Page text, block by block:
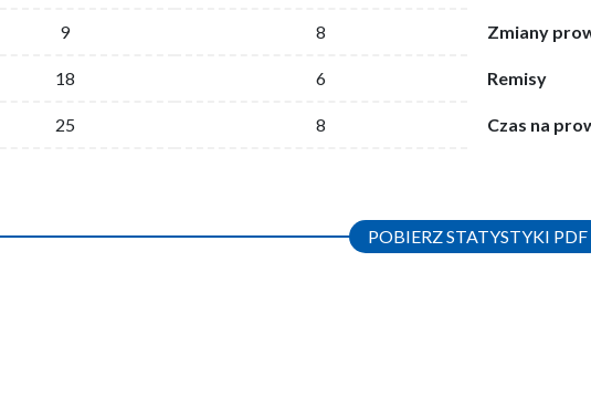
9 8
18 6
25 8
Zmiany
Remisy
Czas na
POBIERZ STATYSTYKI PDF